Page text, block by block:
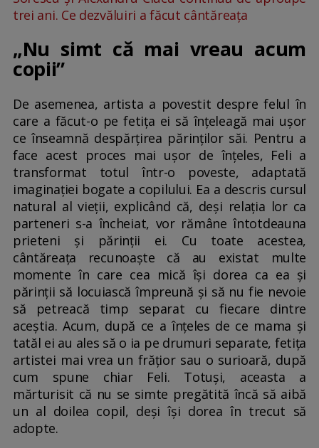
trei ani. Ce dezvăluiri a făcut cântăreața
„Nu simt că mai vreau acum
copii”
De asemenea, artista a povestit despre felul în
care a făcut-o pe fetița ei să înțeleagă mai ușor
ce înseamnă despărțirea părinților săi. Pentru a
face acest proces mai ușor de înțeles, Feli a
transformat totul într-o poveste, adaptată
imaginației bogate a copilului. Ea a descris cursul
natural al vieții, explicând că, deși relația lor ca
parteneri s-a încheiat, vor rămâne întotdeauna
prieteni și părinții ei. Cu toate acestea,
cântăreața recunoaște că au existat multe
momente în care cea mică își dorea ca ea și
părinții să locuiască împreună și să nu fie nevoie
să petreacă timp separat cu fiecare dintre
aceștia. Acum, după ce a înțeles de ce mama și
tatăl ei au ales să o ia pe drumuri separate, fetița
artistei mai vrea un frățior sau o surioară, după
cum spune chiar Feli. Totuși, aceasta a
mărturisit că nu se simte pregătită încă să aibă
un al doilea copil, deși își dorea în trecut să
adopte.